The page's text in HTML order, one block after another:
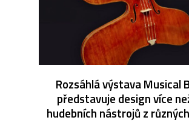
Rozsáhlá výstava Musical
představuje design více
hudebních nástrojů z